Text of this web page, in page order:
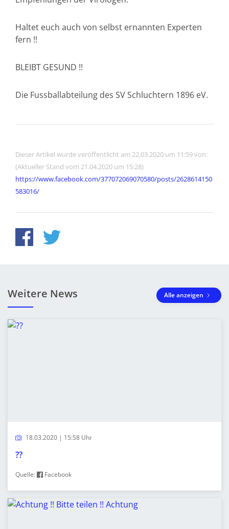
Haltet euch auch von selbst ernannten Experten
fern !!
BLEIBT GESUND !!
Die Fussballabteilung des SV Schluchtern 1896 eV.
Dieser Artikel wurde veröffentlicht am 22.03.2020 um 11:59 von:
(Aktueller Stand vom 21.04.2020 um 15:28)
https://www.facebook.com/377072069070580/posts/2628614150
583016/
Weitere News Alle anzeigen
18.03.2020 | 15:58 Uhr
??
Quelle: Facebook